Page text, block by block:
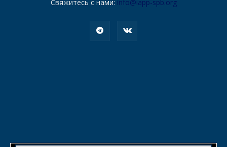
Свяжитесь с нами: info@iapp-spb.org